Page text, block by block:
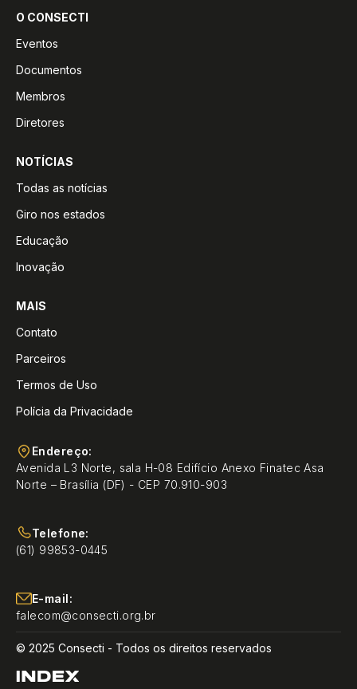
O CONSECTI
Eventos
Documentos
Membros
Diretores
NOTÍCIAS
Todas as notícias
Giro nos estados
Educação
Inovação
MAIS
Contato
Parceiros
Termos de Uso
Polícia da Privacidade
Endereço:
Avenida L3 Norte, sala H-08 Edifício Anexo Finatec Asa
Norte – Brasília (DF) - CEP 70.910-903
Telefone:
(61) 99853-0445
E-mail:
falecom@consecti.org.br
© 2025 Consecti - Todos os direitos reservados